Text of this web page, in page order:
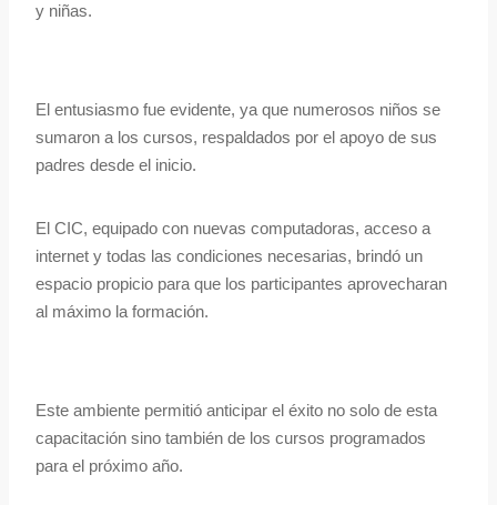
y niñas.
El entusiasmo fue evidente, ya que numerosos niños se
sumaron a los cursos, respaldados por el apoyo de sus
padres desde el inicio.
El CIC, equipado con nuevas computadoras, acceso a
internet y todas las condiciones necesarias, brindó un
espacio propicio para que los participantes aprovecharan
al máximo la formación.
Este ambiente permitió anticipar el éxito no solo de esta
capacitación sino también de los cursos programados
para el próximo año.